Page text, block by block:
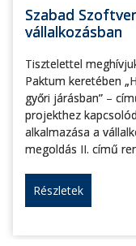
Szabad
vállalkozásban
Tisztelettel
Paktum keretében
győri járásban” –
projekthez
alkalmazása a
megoldás II. című
Részletek